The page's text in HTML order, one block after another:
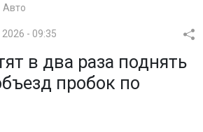
Авто
2026 - 09:35
в два раза поднять
пробок по